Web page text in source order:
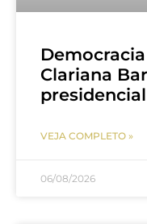
Clariana
VEJA COMPLETO »
06/08/2026